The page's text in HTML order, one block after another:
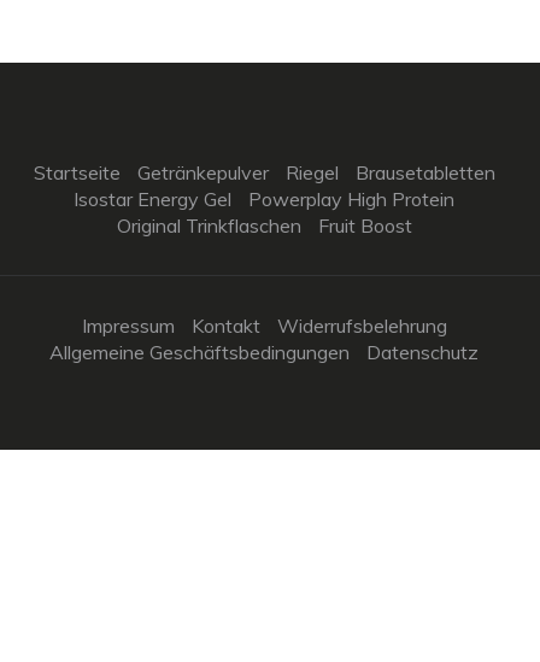
Startseite Getränkepulver Riegel
Brausetabletten
Isostar Energy Gel
Powerplay High Protein
Original Trinkflaschen
Fruit Boost
Impressum Kontakt
Widerrufsbelehrung
Allgemeine Geschäftsbedingungen
Datenschutz